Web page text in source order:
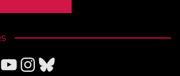
YouTubeInstagram
Bluesky